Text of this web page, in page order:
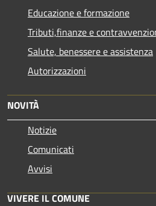
Educazione e formazione
Tributi,finanze e
Salute, benessere e assistenza
Autorizzazioni
NOVITÀ
Notizie
Comunicati
Avvisi
VIVERE IL COMUNE